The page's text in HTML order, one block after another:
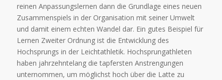
reinen Anpassungslernen dann die Grundlage eines neuen
Zusammenspiels in der Organisation mit seiner Umwelt
und damit einem echten Wandel dar. Ein gutes Beispiel für
Lernen Zweiter Ordnung ist die Entwicklung des
Hochsprungs in der Leichtathletik. Hochsprungathleten
haben jahrzehntelang die tapfersten Anstrengungen
unternommen, um möglichst hoch über die Latte zu